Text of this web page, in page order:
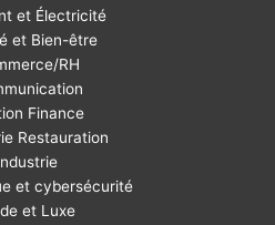
et Électricité
et Bien-être
RH
Finance
Restauration
et cybersécurité
et Luxe